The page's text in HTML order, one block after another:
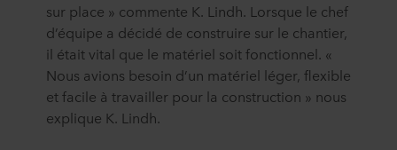
sur place » commente K. Lindh. Lorsque le chef
d’équipe a décidé de construire sur le chantier,
il était vital que le matériel soit fonctionnel. «
Nous avions besoin d’un matériel léger, flexible
et facile à travailler pour la construction » nous
explique K. Lindh.